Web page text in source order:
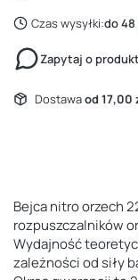
Czas wysyłki:do
Zapytaj o produkt
Dostawaod 17,00
Bejca nitro orzech
rozpuszczalników
Wydajność
zależności od siły